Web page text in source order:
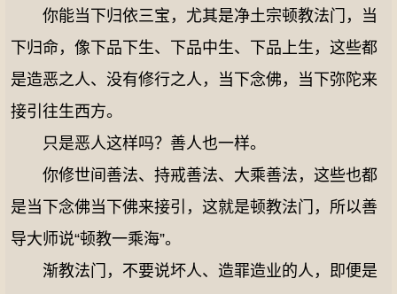
你能当下归依三宝，尤其是净土宗顿教法门，当
下归命，像下品下生、下品中生、下品上生，这些都
是造恶之人、没有修行之人，当下念佛，当下弥陀来
接引往生西方。
只是恶人这样吗？善人也一样。
你修世间善法、持戒善法、大乘善法，这些也都
是当下念佛当下佛来接引，这就是顿教法门，所以善
导大师说“顿教一乘海”。
渐教法门，不要说坏人、造罪造业的人，即便是